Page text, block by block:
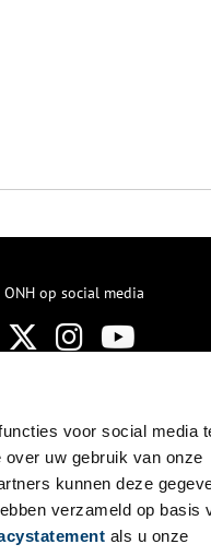
voor social media
uw gebruik van onze
kunnen deze
verzameld op basis
als u onze
ONH op social media